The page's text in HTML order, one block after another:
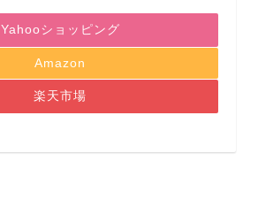
Yahooショッピング
Amazon
楽天市場